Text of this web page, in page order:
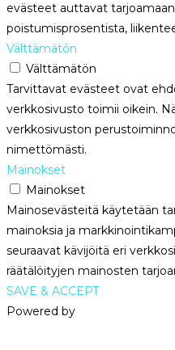
evästeet auttavat
poistumisprosentista,
Välttämätön
Välttämätön
Tarvittavat evästeet ovat
verkkosivusto toimii oikein.
verkkosivuston
nimettömästi.
Mainokset
Mainokset
Mainosevästeitä käytetään
mainoksia ja
seuraavat kävijöitä eri
räätälöityjen mainosten
SAVE & ACCEPT
Powered by